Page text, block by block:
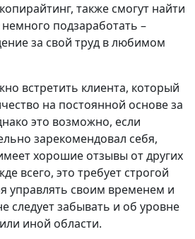
также смогут найти
подзаработать –
за свой труд в любимом
встретить клиента, который
на постоянной основе за
это возможно, если
зарекомендовал себя,
хорошие отзывы от других
всего, это требует строгой
управлять своим временем и
следует забывать и об уровне
иной области.